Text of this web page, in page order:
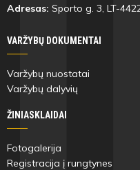
Adresas: Sporto g. 3, LT-
VARŽYBŲ DOKUMENTAI
Varžybų nuostatai
Varžybų dalyvių
ŽINIASKLAIDAI
Fotogalerija
Registracija į rungtynes